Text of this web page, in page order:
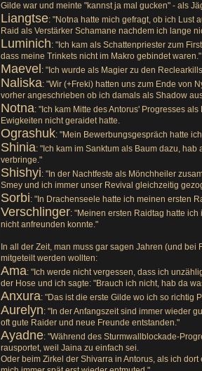
Gilde war und meinte "kannst ja mal gucken" - als
Liangtse: "Notna hatte mich gefragt, ob ich Lust
Raid als Verstärker Schamane nachdem ich lange
Luminich: "Ich kam als Schattenpriester zum
dass meine Trinkets nicht im Makro gebindet waren."
Maevel : "Ich wurde als Magier zu den
Naliska: "Wir (+Freki) hatten uns zum Ende von
vorher angeschrieben ob ich damals als Shadow
Notna: "Ich kam Mitte des Antorus' Progresses
Ewigkeiten nicht geraidet hatte.
Ograshuk: "Mein Bewerbungsgespräch hatte
Shinia: "Ich kam im Sanktum als Baum dazu,
verbringe."
Shishyi: "In der Nachtfeste als Mönchheiler
Smey und ich immer unser Revival gleichzeitig
Sorbi: "In Drachenseele hatte ich meinen ersten
Verschlinger: "Meinen ersten Raidtag hatte
nicht anfreunden konnte."
In all der Zeit, man muss gar sagen Jahren (und
mitgeteilt werden wollten:
Ama: "Ich werde nicht vergessen, dass ich
der Hose und ich sagte: "Brauch ich nicht, hab da
Anxura: "Das ist die erste Gilde wo ich so richtig
Aurelyn: "In der Anfangszeit sind immer wieder
oft gute Raider und neue Freunde entstanden."
Ayadne: "Während des Sturmwallblockade-
rausportet, weil Jaina zu einfach sei.
Oder beim Zirkel der Shivarra in Antorus, als ich